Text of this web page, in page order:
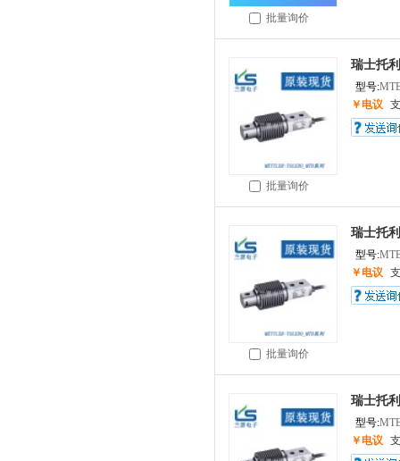
批量询价
批量询价
瑞士托
型号:
￥电议
批量询价
瑞士托
型号:
￥电议
瑞士托
型号:
￥电议